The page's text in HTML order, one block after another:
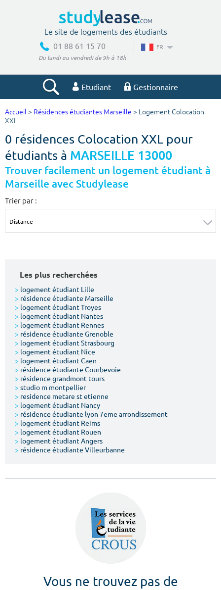
Le site de logements des étudiants
01 88 61 15 70
Du lundi au vendredi de 9h à 18h
FR
Etudiant Gestionnaire
Votre recherche
Ville, école
Budget min
€
Budget max
€
Surface min Surface max
Type de location
Votre date d'entrée
Chercher
Accueil > Résidences étudiantes Marseille > Logement Colocation
XXL
0 résidences Colocation XXL pour
étudiants à MARSEILLE 13000
Trouver facilement un logement étudiant à
Marseille avec Studylease
Trier par :
Les plus recherchées
> logement étudiant Lille
> résidence étudiante Marseille
> logement étudiant Troyes
> logement étudiant Nantes
> logement étudiant Rennes
> résidence étudiante Grenoble
> logement étudiant Strasbourg
> logement étudiant Nice
> logement étudiant Caen
> résidence étudiante Courbevoie
> résidence grandmont tours
> studio m montpellier
> residence metare st etienne
> logement étudiant Nancy
> résidence étudiante lyon 7eme arrondissement
> logement étudiant Reims
> logement étudiant Rouen
> logement étudiant Angers
> résidence étudiante Villeurbanne
Vous ne trouvez pas de